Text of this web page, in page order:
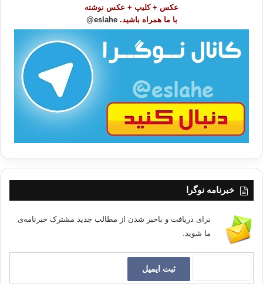
عکس + کلیپ + عکس نوشته
با ما همراه باشید. eslahe@
خبرنامه نوگرا
برای دریافت و باخبر شدن از مطالب جدید مشترک خبرنامه‌ی
ما شوید.